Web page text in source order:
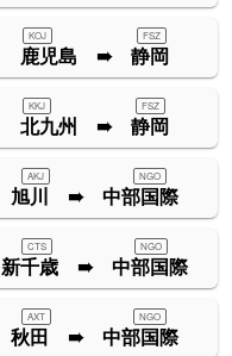
鹿児島 ➠ 静岡
KOJ FSZ
北九州 ➠ 静岡
KKJ FSZ
旭川 ➠ 中部国際
AKJ NGO
新千歳 ➠ 中部国際
CTS NGO
秋田 ➠ 中部国際
AXT NGO